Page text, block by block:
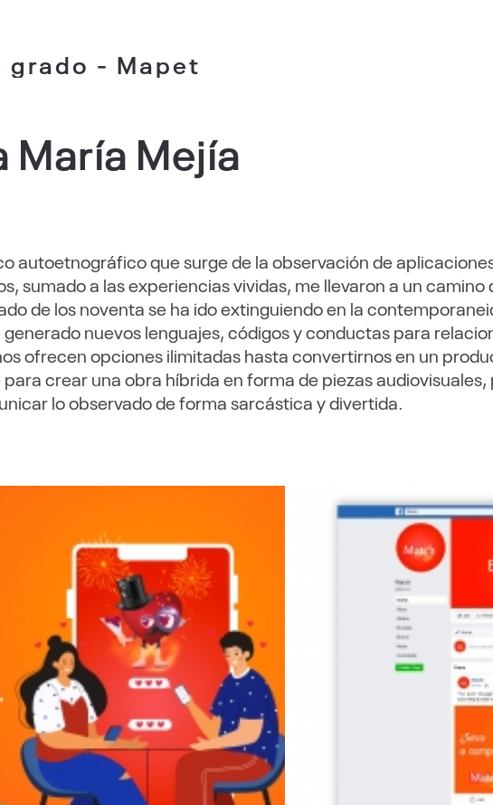
grado - Mapet
María Mejía
autoetnográfico que surge de la observación de
sumado a las experiencias vividas, me llevaron a un
de los noventa se ha ido extinguiendo en la
nuevos lenguajes, códigos y conductas para
ofrecen opciones ilimitadas hasta convertirnos en un
crear una obra híbrida en forma de piezas
lo observado de forma sarcástica y divertida.